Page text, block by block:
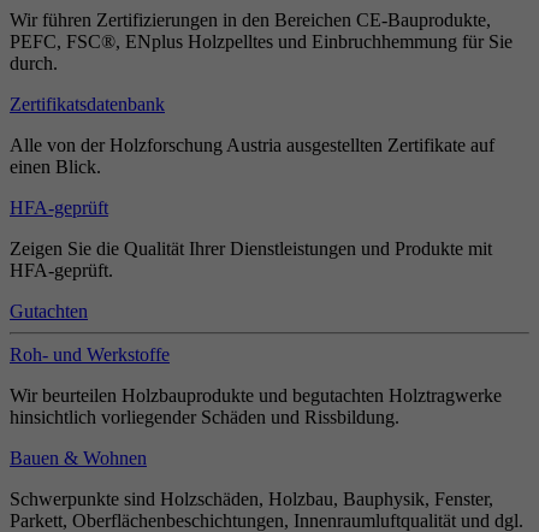
Wir führen Zertifizierungen in den Bereichen CE-Bauprodukte,
PEFC, FSC®, ENplus Holzpelltes und Einbruchhemmung für Sie
durch.
Zertifikatsdatenbank
Alle von der Holzforschung Austria ausgestellten Zertifikate auf
einen Blick.
HFA-geprüft
Zeigen Sie die Qualität Ihrer Dienstleistungen und Produkte mit
HFA-geprüft.
Gutachten
Roh- und Werkstoffe
Wir beurteilen Holzbauprodukte und begutachten Holztragwerke
hinsichtlich vorliegender Schäden und Rissbildung.
Bauen & Wohnen
Schwerpunkte sind Holzschäden, Holzbau, Bauphysik, Fenster,
Parkett, Oberflächenbeschichtungen, Innenraumluftqualität und dgl.